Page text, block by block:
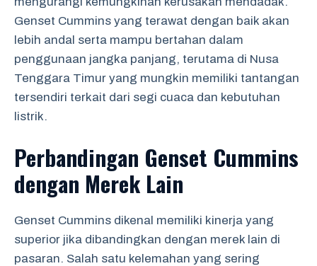
Genset Cummins yang terawat dengan baik akan
lebih andal serta mampu bertahan dalam
penggunaan jangka panjang, terutama di Nusa
Tenggara Timur yang mungkin memiliki tantangan
tersendiri terkait dari segi cuaca dan kebutuhan
listrik.
Perbandingan Genset Cummins
dengan Merek Lain
Genset Cummins dikenal memiliki kinerja yang
superior jika dibandingkan dengan merek lain di
pasaran. Salah satu kelemahan yang sering